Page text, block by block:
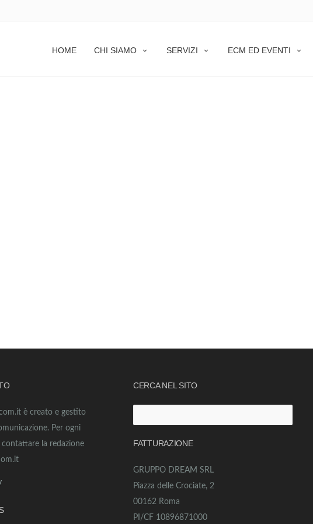
HOME CHI SIAMO SERVIZI ECM ED EVENTI
è creato e gestito
Per ogni
la redazione
CERCA NEL SITO
per:
FATTURAZIONE
GRUPPO DREAM SRL
Piazza delle Crociate, 2
00162 Roma
PI/CF 10896871000